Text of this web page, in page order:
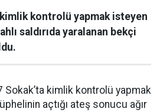
kimlik kontrolü yapmak isteyen
saldırıda yaralanan bekçi
Sokak’ta kimlik kontrolü yapmak
açtığı ateş sonucu ağır